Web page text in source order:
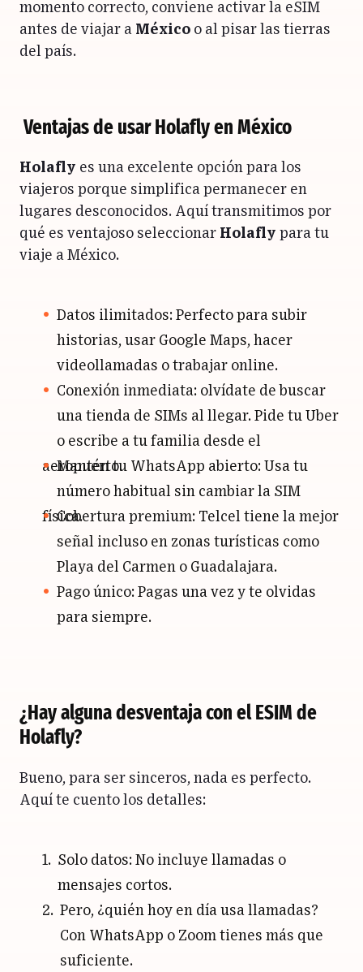
momento correcto, conviene activar la eSIM
antes de viajar a México o al pisar las tierras
del país.
Ventajas de usar Holafly en México
Holafly es una excelente opción para los
viajeros porque simplifica permanecer en
lugares desconocidos. Aquí transmitimos por
qué es ventajoso seleccionar Holafly para tu
viaje a México.
Datos ilimitados: Perfecto para subir
historias, usar Google Maps, hacer
videollamadas o trabajar online.
Conexión inmediata: olvídate de buscar
una tienda de SIMs al llegar. Pide tu Uber
o escribe a tu familia desde el
aeropuerto.
Mantén tu WhatsApp abierto: Usa tu
número habitual sin cambiar la SIM
física.
Cobertura premium: Telcel tiene la mejor
señal incluso en zonas turísticas como
Playa del Carmen o Guadalajara.
Pago único: Pagas una vez y te olvidas
para siempre.
¿Hay alguna desventaja con el ESIM de
Holafly?
Bueno, para ser sinceros, nada es perfecto.
Aquí te cuento los detalles:
Solo datos: No incluye llamadas o
mensajes cortos.
Pero, ¿quién hoy en día usa llamadas?
Con WhatsApp o Zoom tienes más que
suficiente.